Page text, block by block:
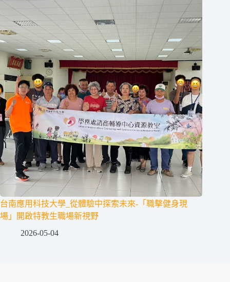
台南應用科技大學_從體驗中探索未來-「職擊健身現
場」開啟特教生職場新視野
2026-05-04